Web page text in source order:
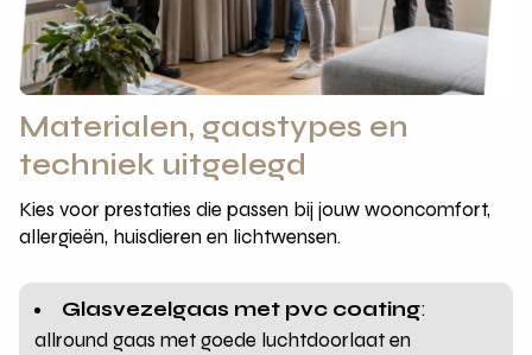
Materialen, gaastypes en
techniek uitgelegd
Kies voor prestaties die passen bij jouw wooncomfort,
allergieën, huisdieren en lichtwensen.
Glasvezelgaas met pvc coating:
allround gaas met goede luchtdoorlaat en